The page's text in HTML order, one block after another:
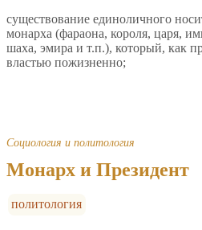
существование единоличного
монарха (фараона, короля, царя,
шаха, эмира и т.п.), который, как
властью пожизненно;
Социология и политология
Монарх и Президент
политология